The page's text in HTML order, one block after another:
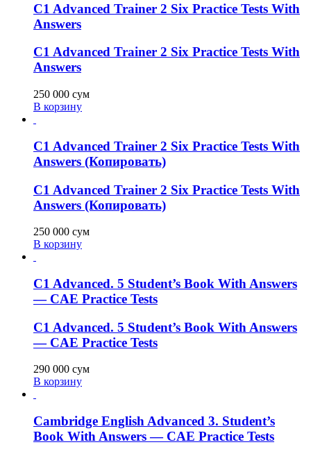
C1 Advanced Trainer 2 Six Practice Tests With
Answers
C1 Advanced Trainer 2 Six Practice Tests With
Answers
250 000 сум
В корзину
C1 Advanced Trainer 2 Six Practice Tests With
Answers (Копировать)
C1 Advanced Trainer 2 Six Practice Tests With
Answers (Копировать)
250 000 сум
В корзину
C1 Advanced. 5 Student’s Book With Answers
— CAE Practice Tests
C1 Advanced. 5 Student’s Book With Answers
— CAE Practice Tests
290 000 сум
В корзину
Cambridge English Advanced 3. Student’s
Book With Answers — CAE Practice Tests